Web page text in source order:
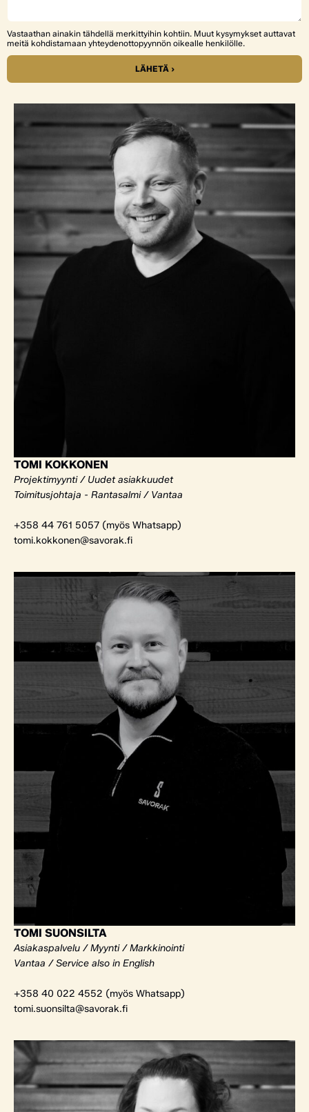
Vastaathan ainakin tähdellä merkittyihin kohtiin. Muut kysymykset auttavat
meitä kohdistamaan yhteydenottopyynnön oikealle henkilölle.
LÄHETÄ ›
TOMI KOKKONEN
Projektimyynti / Uudet asiakkuudet
Toimitusjohtaja - Rantasalmi / Vantaa
+358 44 761 5057 (myös Whatsapp)
tomi.kokkonen@savorak.fi
TOMI SUONSILTA
Asiakaspalvelu / Myynti / Markkinointi
Vantaa / Service also in English
+358 40 022 4552 (myös Whatsapp)
tomi.suonsilta@savorak.fi